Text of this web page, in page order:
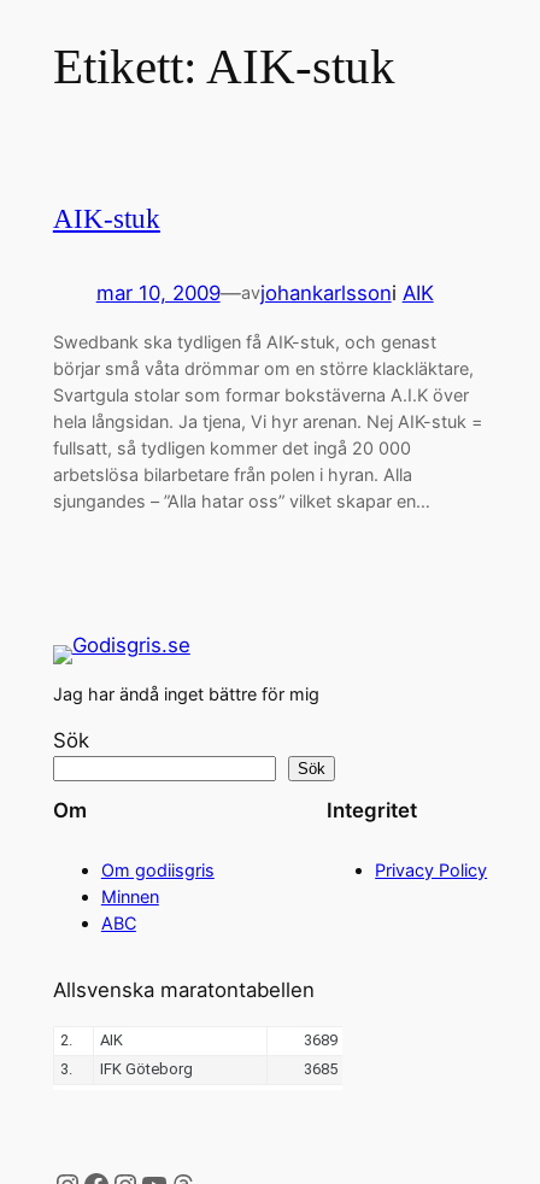
Etikett: AIK-stuk
AIK-stuk
mar 10, 2009—avjohankarlssoni AIK
Swedbank ska tydligen få AIK-stuk, och genast
börjar små våta drömmar om en större klackläktare,
Svartgula stolar som formar bokstäverna A.I.K över
hela långsidan. Ja tjena, Vi hyr arenan. Nej AIK-stuk =
fullsatt, så tydligen kommer det ingå 20 000
arbetslösa bilarbetare från polen i hyran. Alla
sjungandes – ”Alla hatar oss” vilket skapar en…
Jag har ändå inget bättre för mig
Sök
Sök
Om
Om godiisgris
Minnen
ABC
Integritet
Privacy Policy
Allsvenska maratontabellen